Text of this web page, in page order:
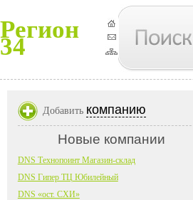
Регион
34
Добавить компанию
Новые компании
DNS Технопоинт Магазин-склад
DNS Гипер ТЦ Юбилейный
DNS «ост. СХИ»